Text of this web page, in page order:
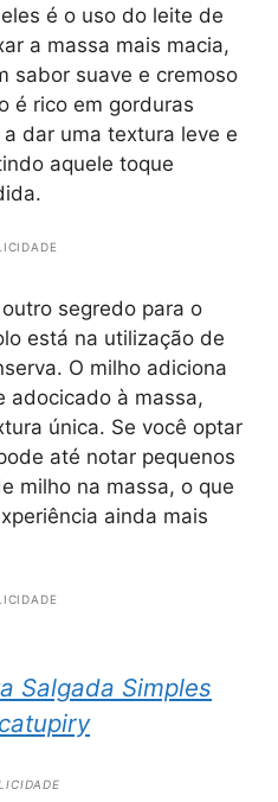
é o uso do leite de
a massa mais macia,
sabor suave e cremoso
é rico em gorduras
dar uma textura leve e
aquele toque
segredo para o
está na utilização de
O milho adiciona
adocicado à massa,
única. Se você optar
até notar pequenos
milho na massa, o que
ainda mais
Salgada Simples